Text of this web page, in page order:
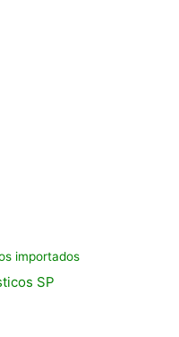
importados
SP